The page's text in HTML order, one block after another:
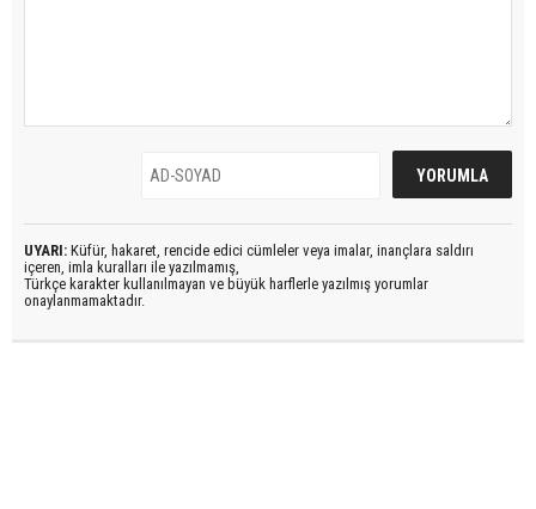
UYARI: Küfür, hakaret, rencide edici cümleler veya imalar, inançlara saldırı
içeren, imla kuralları ile yazılmamış,
Türkçe karakter kullanılmayan ve büyük harflerle yazılmış yorumlar
onaylanmamaktadır.